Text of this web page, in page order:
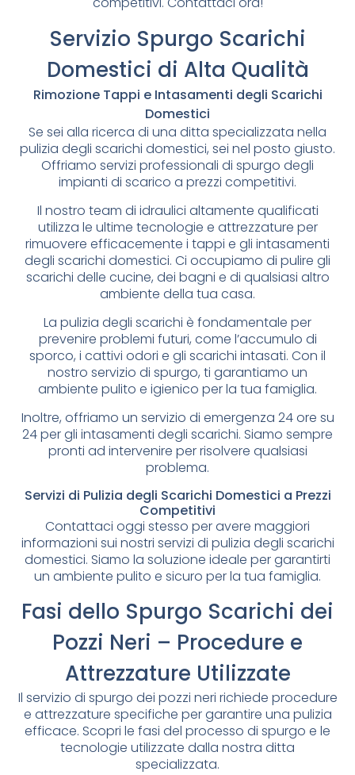
Servizio Spurgo Scarichi
Domestici di Alta Qualità
Rimozione Tappi e Intasamenti degli Scarichi
Domestici
Se sei alla ricerca di una ditta specializzata nella
pulizia degli scarichi domestici, sei nel posto giusto.
Offriamo servizi professionali di spurgo degli
impianti di scarico a prezzi competitivi.
Il nostro team di idraulici altamente qualificati
utilizza le ultime tecnologie e attrezzature per
rimuovere efficacemente i tappi e gli intasamenti
degli scarichi domestici. Ci occupiamo di pulire gli
scarichi delle cucine, dei bagni e di qualsiasi altro
ambiente della tua casa.
La pulizia degli scarichi è fondamentale per
prevenire problemi futuri, come l’accumulo di
sporco, i cattivi odori e gli scarichi intasati. Con il
nostro servizio di spurgo, ti garantiamo un
ambiente pulito e igienico per la tua famiglia.
Inoltre, offriamo un servizio di emergenza 24 ore su
24 per gli intasamenti degli scarichi. Siamo sempre
pronti ad intervenire per risolvere qualsiasi
problema.
Servizi di Pulizia degli Scarichi Domestici a Prezzi
Competitivi
Contattaci oggi stesso per avere maggiori
informazioni sui nostri servizi di pulizia degli scarichi
domestici. Siamo la soluzione ideale per garantirti
un ambiente pulito e sicuro per la tua famiglia.
Fasi dello Spurgo Scarichi dei
Pozzi Neri – Procedure e
Attrezzature Utilizzate
Il servizio di spurgo dei pozzi neri richiede procedure
e attrezzature specifiche per garantire una pulizia
efficace. Scopri le fasi del processo di spurgo e le
tecnologie utilizzate dalla nostra ditta
specializzata.